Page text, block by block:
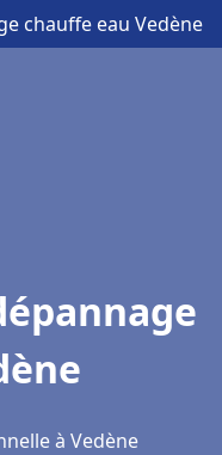
chauffe eau Vedène
à Vedène